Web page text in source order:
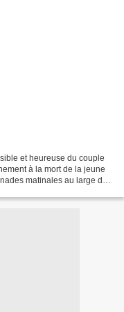
et heureuse du couple
à la mort de la jeune
matinales au large de